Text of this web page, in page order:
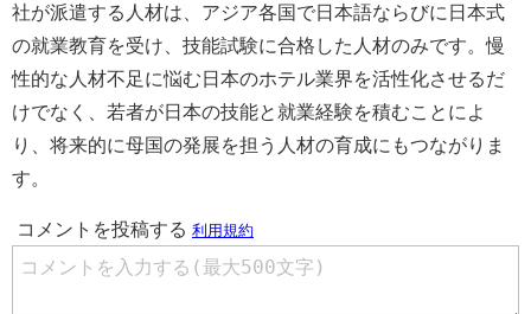
社が派遣する人材は、アジア各国で日本語ならびに日本式
の就業教育を受け、技能試験に合格した人材のみです。慢
性的な人材不足に悩む日本のホテル業界を活性化させるだ
けでなく、若者が日本の技能と就業経験を積むことによ
り、将来的に母国の発展を担う人材の育成にもつながりま
す。